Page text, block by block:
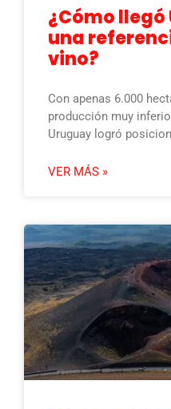
¿Cómo
una
vino?
Con apenas 6.000
producción muy
Uruguay logró
VER MÁS »